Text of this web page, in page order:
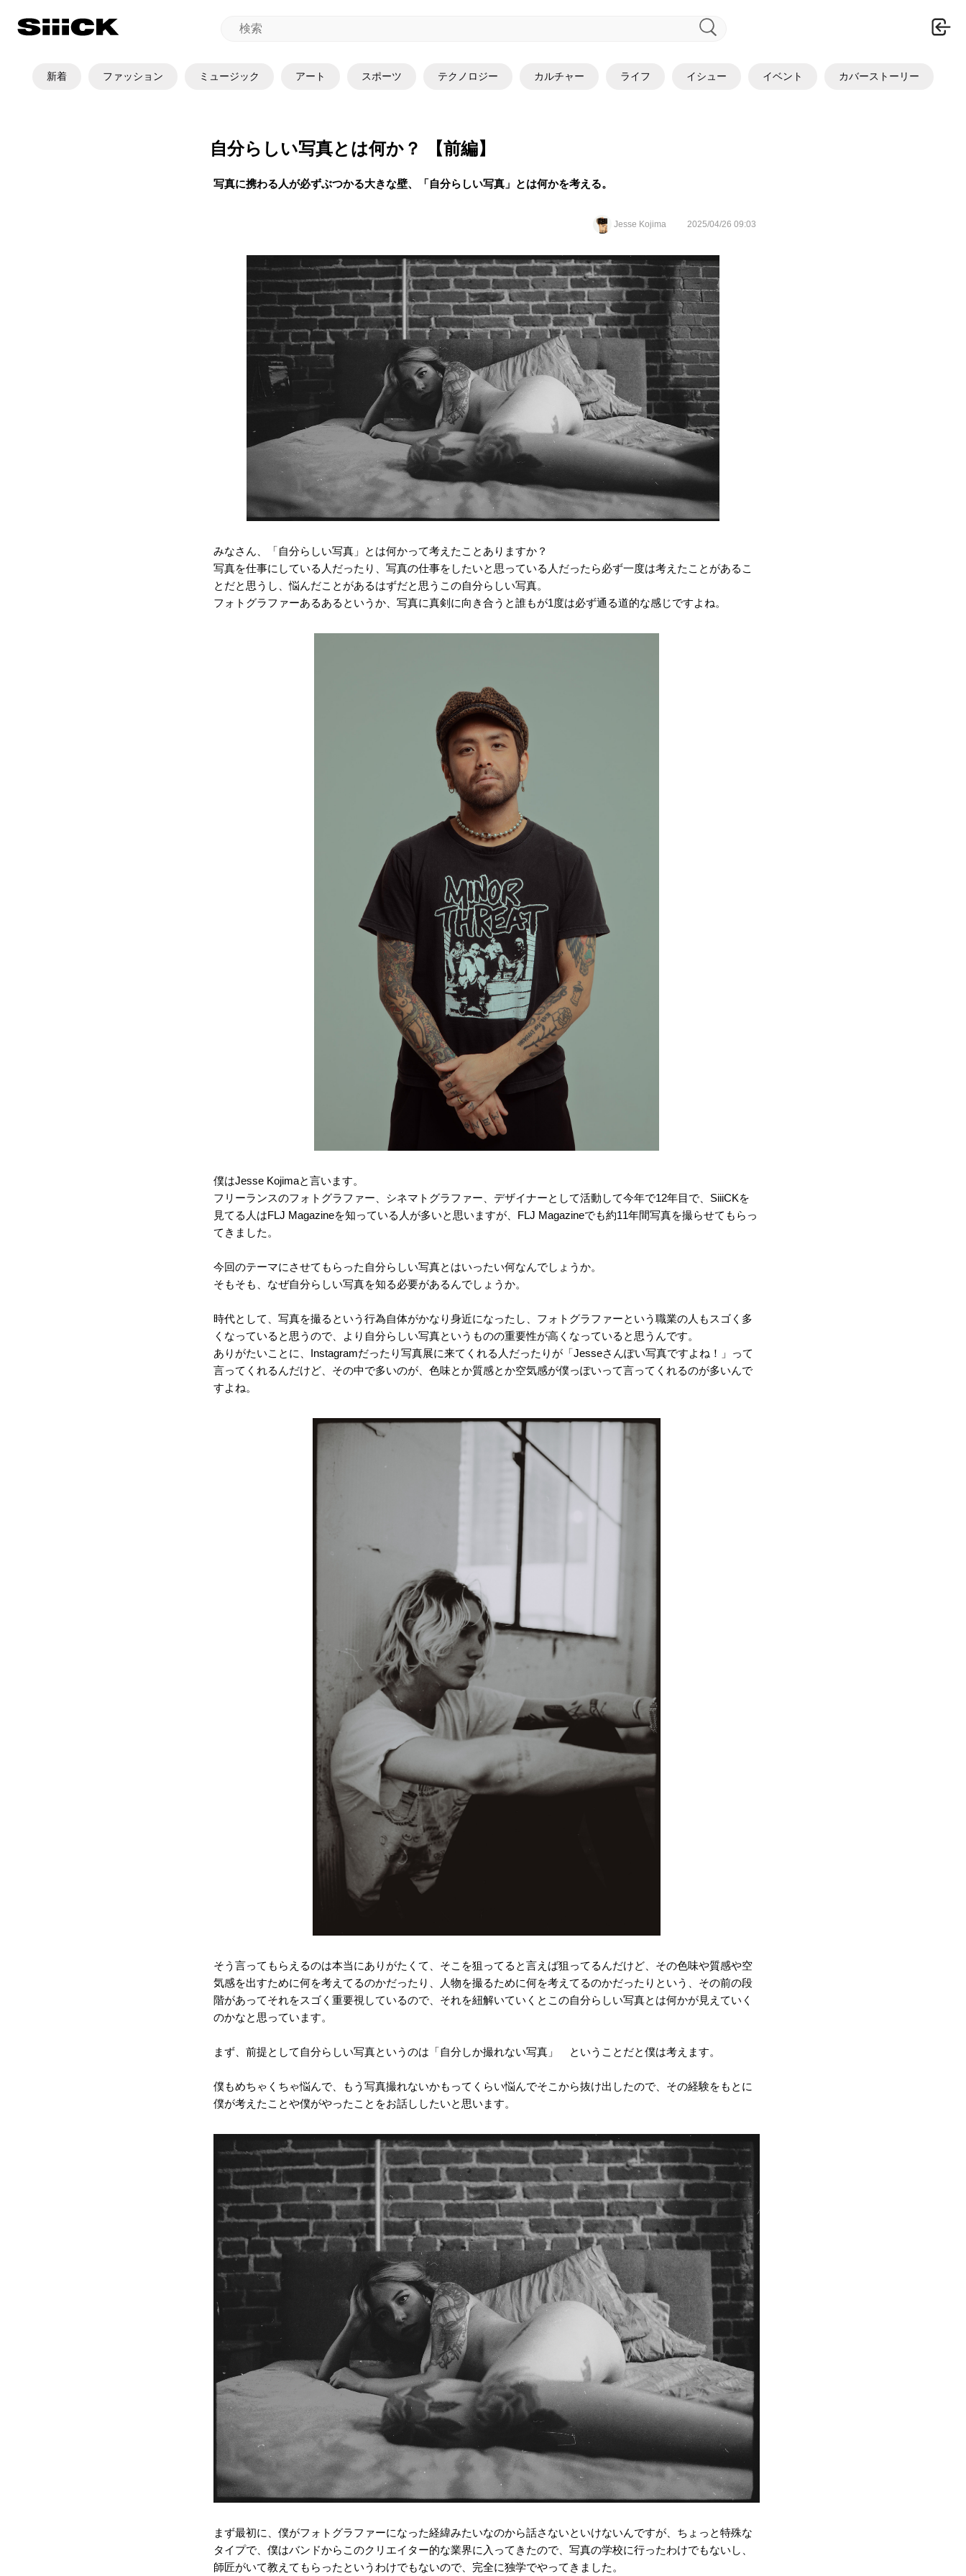
新着 ファッション ミュージック アート スポーツ テクノロジー カルチャー ライフ イシュー イベント カバーストーリー
自分らしい写真とは何か？ 【前編】
写真に携わる人が必ずぶつかる大きな壁、「自分らしい写真」とは何かを考える。
Jesse Kojima 2025/04/26 09:03
みなさん、「自分らしい写真」とは何かって考えたことありますか？
写真を仕事にしている人だったり、写真の仕事をしたいと思っている人だったら必ず一度は考えたことがあるこ
とだと思うし、悩んだことがあるはずだと思うこの自分らしい写真。
フォトグラファーあるあるというか、写真に真剣に向き合うと誰もが1度は必ず通る道的な感じですよね。
僕はJesse Kojimaと言います。
フリーランスのフォトグラファー、シネマトグラファー、デザイナーとして活動して今年で12年目で、SiiiCKを
見てる人はFLJ Magazineを知っている人が多いと思いますが、FLJ Magazineでも約11年間写真を撮らせてもらっ
てきました。
今回のテーマにさせてもらった自分らしい写真とはいったい何なんでしょうか。
そもそも、なぜ自分らしい写真を知る必要があるんでしょうか。
時代として、写真を撮るという行為自体がかなり身近になったし、フォトグラファーという職業の人もスゴく多
くなっていると思うので、より自分らしい写真というものの重要性が高くなっていると思うんです。
ありがたいことに、Instagramだったり写真展に来てくれる人だったりが「Jesseさんぽい写真ですよね！」って
言ってくれるんだけど、その中で多いのが、色味とか質感とか空気感が僕っぽいって言ってくれるのが多いんで
すよね。
そう言ってもらえるのは本当にありがたくて、そこを狙ってると言えば狙ってるんだけど、その色味や質感や空
気感を出すために何を考えてるのかだったり、人物を撮るために何を考えてるのかだったりという、その前の段
階があってそれをスゴく重要視しているので、それを紐解いていくとこの自分らしい写真とは何かが見えていく
のかなと思っています。
まず、前提として自分らしい写真というのは「自分しか撮れない写真」 ということだと僕は考えます。
僕もめちゃくちゃ悩んで、もう写真撮れないかもってくらい悩んでそこから抜け出したので、その経験をもとに
僕が考えたことや僕がやったことをお話ししたいと思います。
まず最初に、僕がフォトグラファーになった経緯みたいなのから話さないといけないんですが、ちょっと特殊な
タイプで、僕はバンドからこのクリエイター的な業界に入ってきたので、写真の学校に行ったわけでもないし、
師匠がいて教えてもらったというわけでもないので、完全に独学でやってきました。